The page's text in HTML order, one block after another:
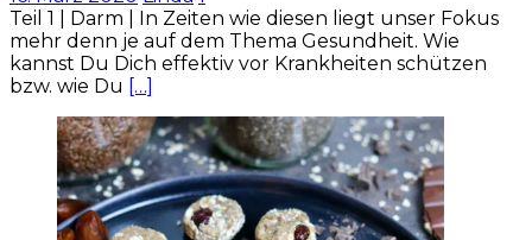
Teil 1 | Darm | In Zeiten wie diesen liegt unser Fokus
mehr denn je auf dem Thema Gesundheit. Wie
kannst Du Dich effektiv vor Krankheiten schützen
bzw. wie Du […]